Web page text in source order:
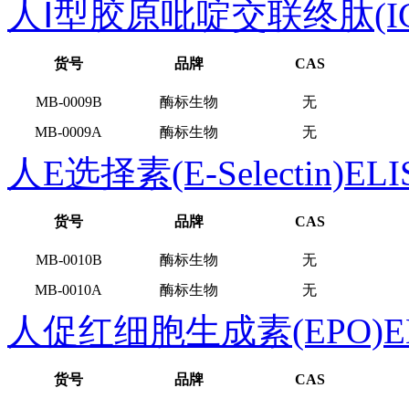
人Ⅰ型胶原吡啶交联终肽
货号 品牌 CAS
MB-0009B 酶标生物
无
MB-0009A
酶标生物 无
人E选择素(E-
货号 品牌 CAS
MB-0010B 酶标生物
无
MB-0010A
酶标生物 无
人促红细胞生成素
货号 品牌 CAS